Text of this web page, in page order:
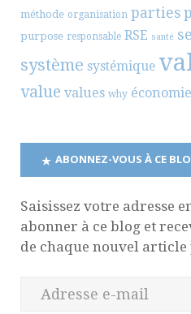
méthode organisation parties
purpose responsable RSE santé
système systémique
value values why économie
ABONNEZ-VOUS À CE
Saisissez votre adresse
abonner à ce blog et
de chaque nouvel